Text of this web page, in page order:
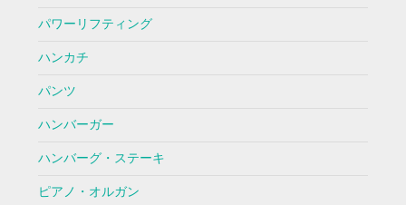
パワーリフティング
ハンカチ
パンツ
ハンバーガー
ハンバーグ・ステーキ
ピアノ・オルガン